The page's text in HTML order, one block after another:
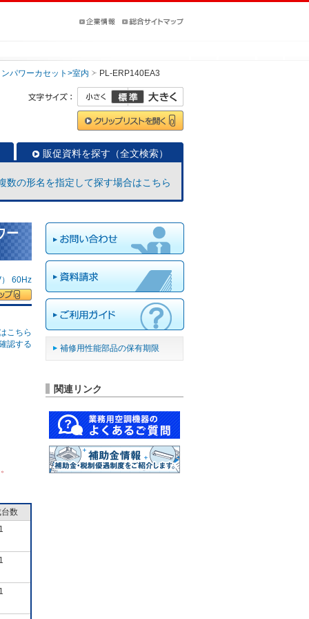
パワーカセット>室内 PL-ERP140EA3
販促資料を探す（全文検索）
数の形名を指定して探す場合はこちら
ー
60Hz
こちら
認する
数
補修用性能部品の保有期限
関連リンク